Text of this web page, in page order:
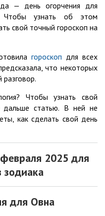
— день огорчения для
Чтобы узнать об этом
свой точный гороскоп на
гороскоп для всех
что некоторых
Чтобы узнать свой
дальше статью. В ней не
как сделать свой день
февраля 2025 для
зодиака
для Овна